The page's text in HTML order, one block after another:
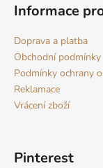
Informace
Doprava a platba
Obchodní podmínky
Podmínky ochrany
Reklamace
Vrácení zboží
Pinterest